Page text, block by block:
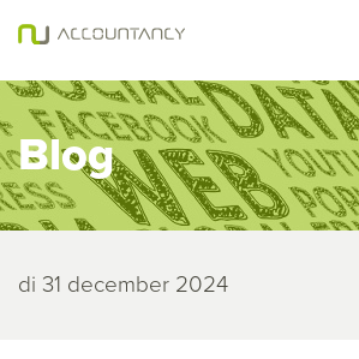
Blog
di 31 december 2024